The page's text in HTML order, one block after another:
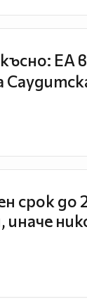
EA
срок до
иначе